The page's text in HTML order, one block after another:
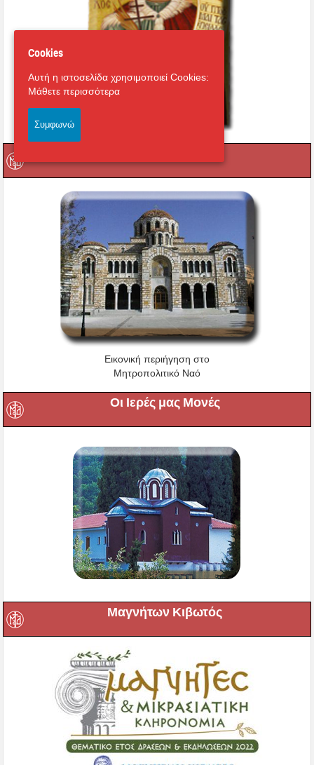
Εικονική περιήγηση στο
Μητροπολιτικό Ναό
Οι Ιερές μας Μονές
Μαγνήτων Κιβωτός
Cookies
Αυτή η ιστοσελίδα χρησιμοποιεί Cookies:
Μάθετε περισσότερα
Συμφωνώ